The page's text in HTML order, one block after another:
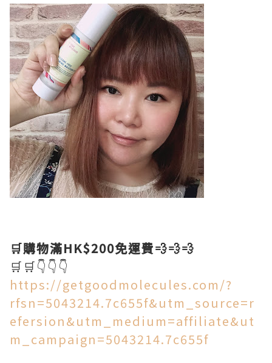
🛒購物滿HK$200免運費💨💨💨
🛒🛒👇👇👇
https://getgoodmolecules.com/?
rfsn=5043214.7c655f&utm_source=r
efersion&utm_medium=affiliate&ut
m_campaign=5043214.7c655f